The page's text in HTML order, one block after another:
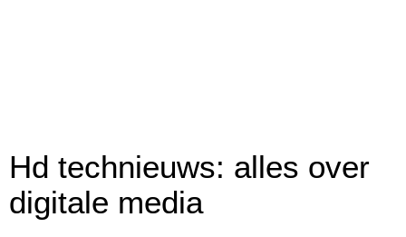
Hd technieuws: alles over
digitale media